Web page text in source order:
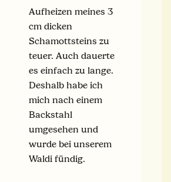
Aufheizen meines 3
cm dicken
Schamottsteins zu
teuer. Auch dauerte
es einfach zu lange.
Deshalb habe ich
mich nach einem
Backstahl
umgesehen und
wurde bei unserem
Waldi fündig.